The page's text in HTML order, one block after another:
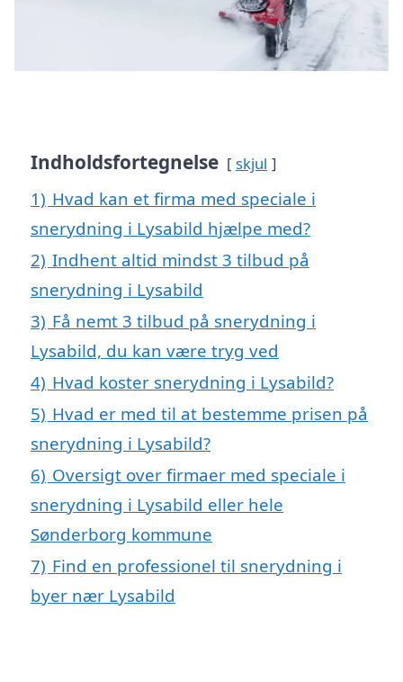
Indholdsfortegnelse skjul
1) Hvad kan et firma med speciale i
snerydning i Lysabild hjælpe med?
2) Indhent altid mindst 3 tilbud på
snerydning i Lysabild
3) Få nemt 3 tilbud på snerydning i
Lysabild, du kan være tryg ved
4) Hvad koster snerydning i Lysabild?
5) Hvad er med til at bestemme prisen på
snerydning i Lysabild?
6) Oversigt over firmaer med speciale i
snerydning i Lysabild eller hele
Sønderborg kommune
7) Find en professionel til snerydning i
byer nær Lysabild